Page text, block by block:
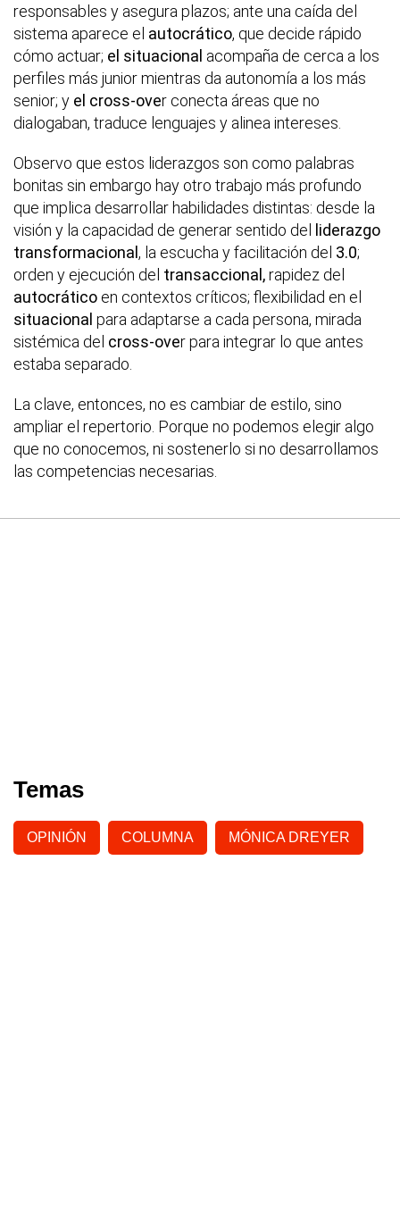
responsables y asegura plazos; ante una caída del
sistema aparece el autocrático, que decide rápido
cómo actuar; el situacional acompaña de cerca a los
perfiles más junior mientras da autonomía a los más
senior; y el cross-over conecta áreas que no
dialogaban, traduce lenguajes y alinea intereses.
Observo que estos liderazgos son como palabras
bonitas sin embargo hay otro trabajo más profundo
que implica desarrollar habilidades distintas: desde la
visión y la capacidad de generar sentido del
liderazgo
transformacional , la escucha y facilitación del 3.0;
orden y ejecución del transaccional,rapidez del
autocrático en contextos críticos; flexibilidad en el
situacional para adaptarse a cada persona, mirada
sistémica del cross-over para integrar lo que antes
estaba separado.
La clave, entonces, no es cambiar de estilo, sino
ampliar el repertorio. Porque no podemos elegir algo
que no conocemos, ni sostenerlo si no desarrollamos
las competencias necesarias.
Temas
OPINIÓN COLUMNA MÓNICA DREYER